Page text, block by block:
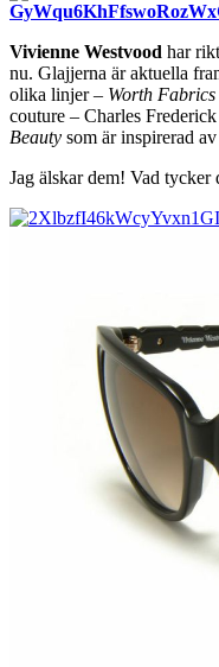
Vivienne Westvood har
nu. Glajjerna är aktuella
olika linjer – Worth Fabrics
couture – Charles
Beauty som är inspirerad
Jag älskar dem! Vad tycker